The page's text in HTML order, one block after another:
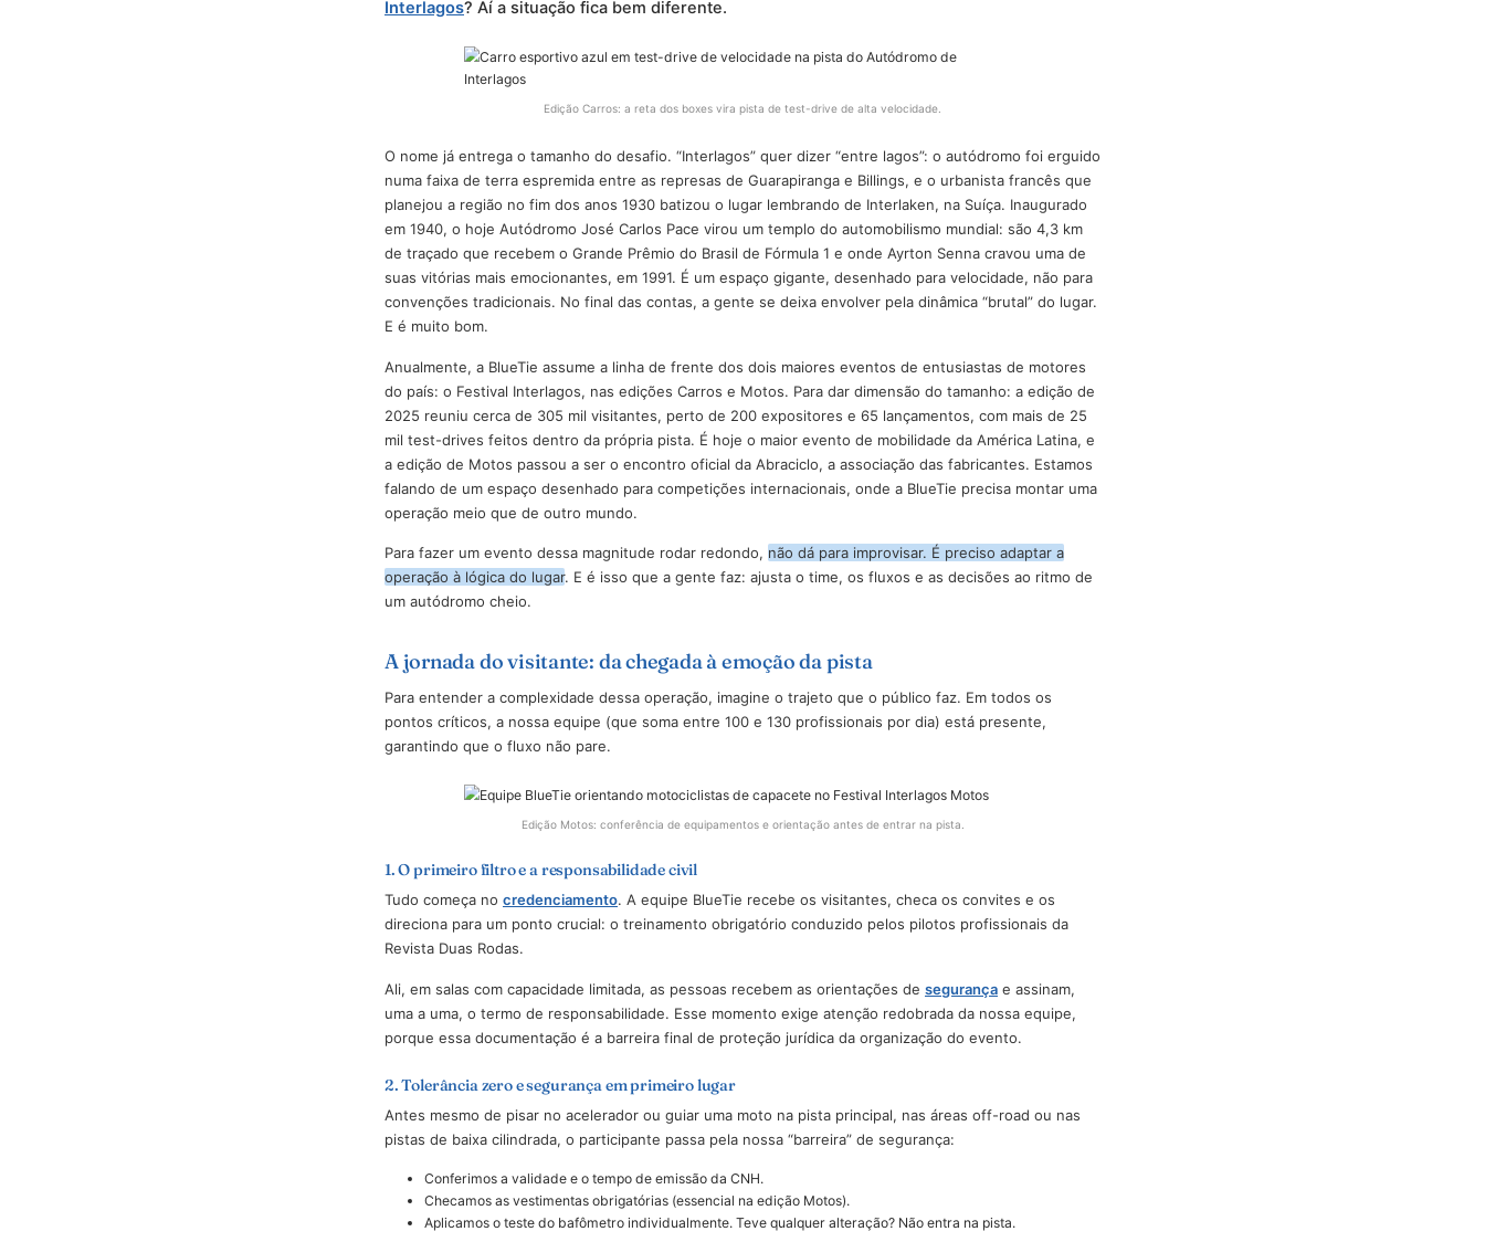
jogar em um terreno seguro. Esses locais já nasceram prontos para isso, com estrutura sob
Interlagos? Aí a situação fica bem diferente.
Edição Carros: a reta dos boxes vira pista de test-drive de alta velocidade.
O nome já entrega o tamanho do desafio. “Interlagos” quer dizer “entre lagos”: o autódromo foi erguido
numa faixa de terra espremida entre as represas de Guarapiranga e Billings, e o urbanista francês que
planejou a região no fim dos anos 1930 batizou o lugar lembrando de Interlaken, na Suíça. Inaugurado
em 1940, o hoje Autódromo José Carlos Pace virou um templo do automobilismo mundial: são 4,3 km
de traçado que recebem o Grande Prêmio do Brasil de Fórmula 1 e onde Ayrton Senna cravou uma de
suas vitórias mais emocionantes, em 1991. É um espaço gigante, desenhado para velocidade, não para
convenções tradicionais. No final das contas, a gente se deixa envolver pela dinâmica “brutal” do lugar.
E é muito bom.
Anualmente, a BlueTie assume a linha de frente dos dois maiores eventos de entusiastas de motores
do país: o Festival Interlagos, nas edições Carros e Motos. Para dar dimensão do tamanho: a edição de
2025 reuniu cerca de 305 mil visitantes, perto de 200 expositores e 65 lançamentos, com mais de 25
mil test-drives feitos dentro da própria pista. É hoje o maior evento de mobilidade da América Latina, e
a edição de Motos passou a ser o encontro oficial da Abraciclo, a associação das fabricantes. Estamos
falando de um espaço desenhado para competições internacionais, onde a BlueTie precisa montar uma
Para fazer um evento dessa magnitude rodar redondo,não dá para improvisar. É preciso adaptar a
operação à lógica do lugar. E é isso que a gente faz: ajusta o time, os fluxos e as decisões ao ritmo de
um autódromo cheio.
A jornada do visitante: da chegada à emoção da pista
Para entender a complexidade dessa operação, imagine o trajeto que o público faz. Em todos os
garantindo que o fluxo não pare.
1. O primeiro filtro e a responsabilidade civil
direciona para um ponto crucial: o treinamento obrigatório conduzido pelos pilotos profissionais da
Revista Duas Rodas.
Ali, em salas com capacidade limitada, as pessoas recebem as orientações de
uma a uma, o termo de responsabilidade. Esse momento exige atenção redobrada da nossa equipe,
porque essa documentação é a barreira final de proteção jurídica da organização do evento.